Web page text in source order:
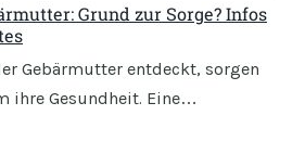
Grund zur Sorge? Infos
Gebärmutter entdeckt, sorgen
ihre Gesundheit. Eine…